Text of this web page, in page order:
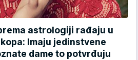
astrologiji rađaju u
Imaju jedinstvene
dame to potvrđuju